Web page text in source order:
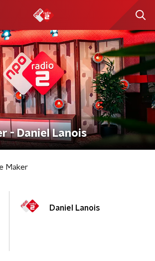
- Daniel Lanois
Maker
Daniel Lanois